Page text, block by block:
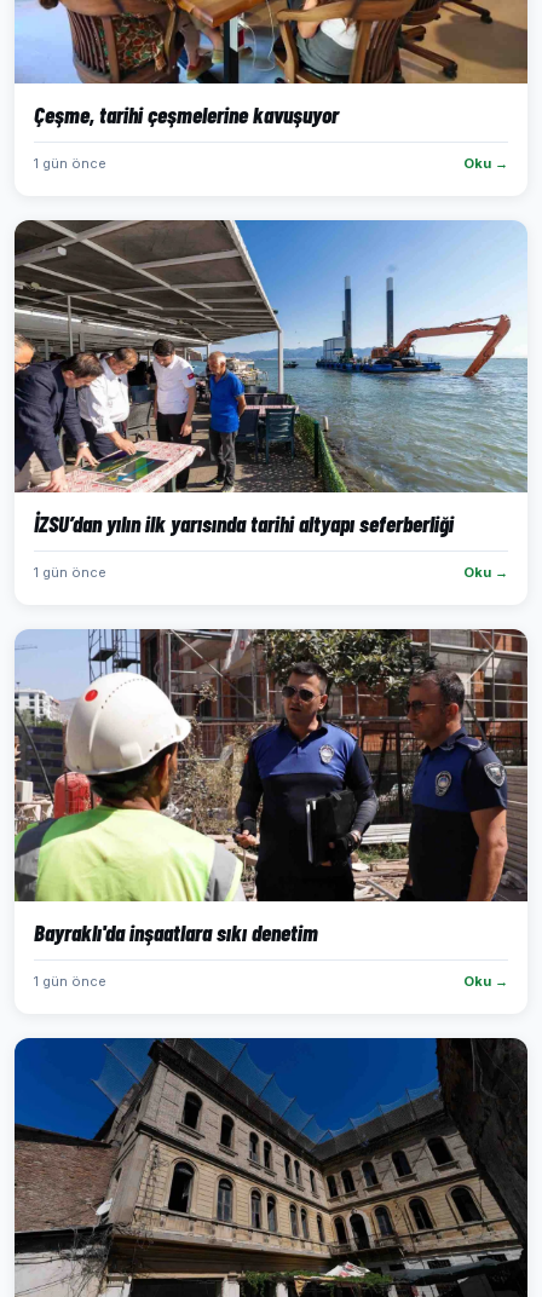
Çeşme, tarihi çeşmelerine kavuşuyor
1 gün önce Oku →
İZSU’dan yılın ilk yarısında tarihi altyapı seferberliği
1 gün önce Oku →
Bayraklı'da inşaatlara sıkı denetim
1 gün önce Oku →